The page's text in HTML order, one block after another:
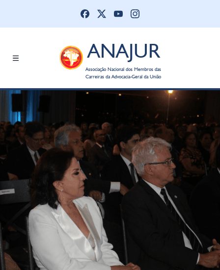
ANAJUR
Associação Nacional dos Membros das
Carreiras da Advocacia-Geral da União